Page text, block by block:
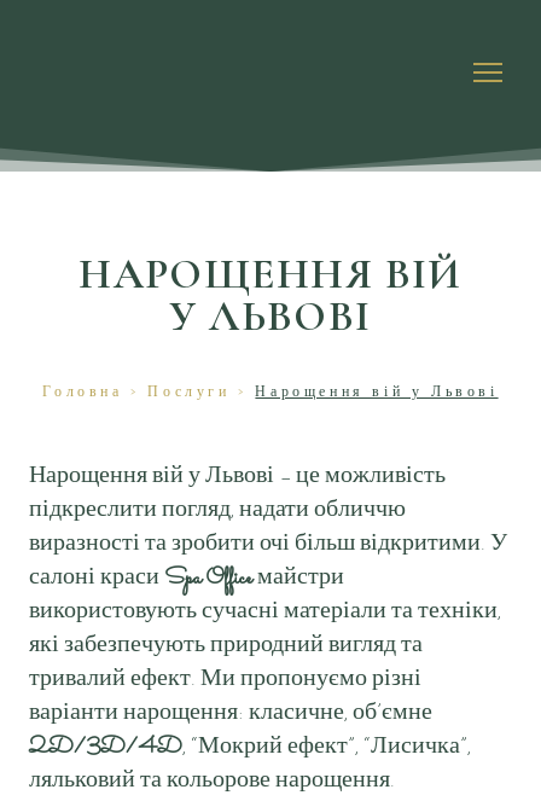
НАРОЩЕННЯ ВІЙ
У ЛЬВОВІ
Головна >Послуги > Нарощення вій у Львові
Нарощення вій у Львові – це можливість
підкреслити погляд, надати обличчю
виразності та зробити очі більш відкритими. У
салоні краси Spa Officeмайстри
використовують сучасні матеріали та техніки,
які забезпечують природний вигляд та
тривалий ефект. Ми пропонуємо різні
варіанти нарощення: класичне, об’ємне
2D/3D/4D, “Мокрий ефект”, “Лисичка”,
ляльковий та кольорове нарощення.